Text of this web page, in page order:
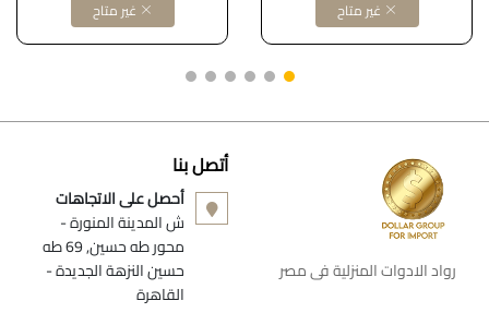
غير متاح غير متاح
رواد الادوات المنزلية فى مصر
أتصل بنا
أحصل على الاتجاهات
ش المدينة المنورة -
محور طه حسين, 69 طه
حسين النزهة الجديدة -
القاهرة